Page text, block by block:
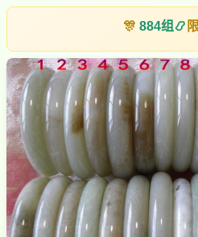
🎊 884组 📿